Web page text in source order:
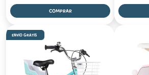
ENVÍO GRATIS